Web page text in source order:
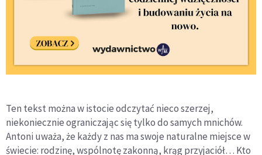
Ten tekst można w istocie odczytać nieco szerzej,
niekoniecznie ograniczając się tylko do samych mnichów.
Antoni uważa, że każdy z nas ma swoje naturalne miejsce w
świecie: rodzinę, wspólnotę zakonną, krąg przyjaciół… Kto